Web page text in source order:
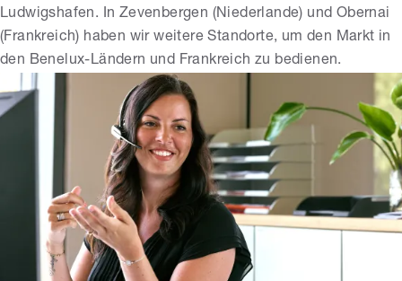
Ludwigshafen. In Zevenbergen (Niederlande) und Obernai
(Frankreich) haben wir weitere Standorte, um den Markt in
den Benelux-Ländern und Frankreich zu bedienen.